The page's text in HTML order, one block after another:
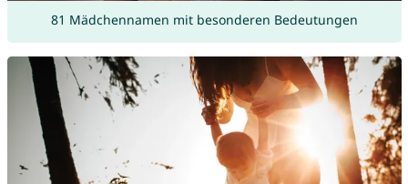
81 Mädchennamen mit besonderen Bedeutungen